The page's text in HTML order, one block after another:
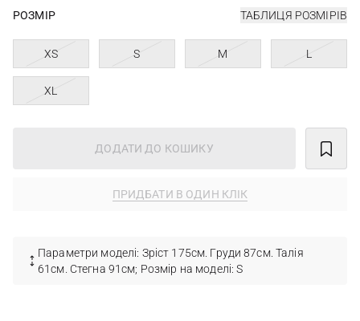
РОЗМІР ТАБЛИЦЯ РОЗМІРІВ
XS S M L
XL
ДОДАТИ ДО КОШИКУ
ПРИДБАТИ В ОДИН КЛІК
Параметри моделі: Зріст 175см. Груди 87см. Талія
61см. Стегна 91см; Розмір на моделі: S